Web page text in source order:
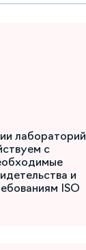
лабораторий,
с
и
ISO